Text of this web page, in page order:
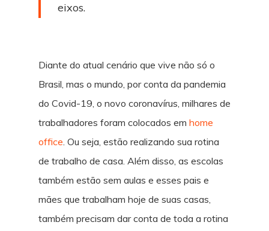
eixos.
Diante do atual cenário que vive não só o
Brasil, mas o mundo, por conta da pandemia
do Covid-19, o novo coronavírus, milhares de
trabalhadores foram colocados em home
office. Ou seja, estão realizando sua rotina
de trabalho de casa. Além disso, as escolas
também estão sem aulas e esses pais e
mães que trabalham hoje de suas casas,
também precisam dar conta de toda a rotina